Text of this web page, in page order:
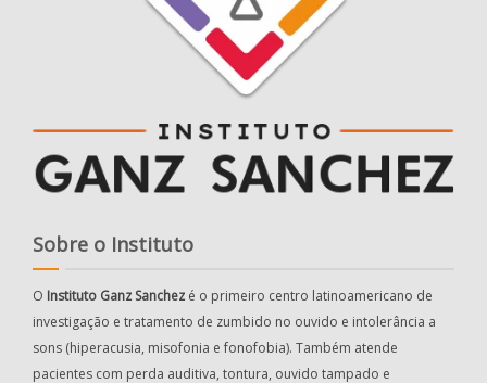
Sobre o Instituto
O Instituto Ganz Sanchez é o primeiro centro latinoamericano de
investigação e tratamento de zumbido no ouvido e intolerância a
sons (hiperacusia, misofonia e fonofobia). Também atende
pacientes com perda auditiva, tontura, ouvido tampado e